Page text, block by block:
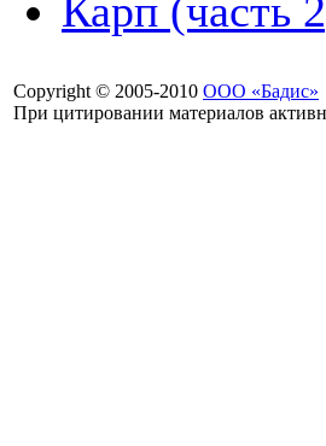
Карп (часть
Copyright © 2005-2010 ООО «Бадис»
При цитировании материалов